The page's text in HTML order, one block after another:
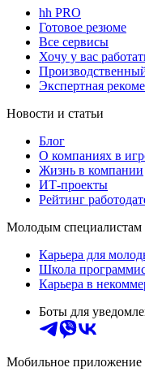
hh PRO
Готовое резюме
Все сервисы
Хочу у вас
Экспертная
Новости и статьи
Блог
О компаниях в
Жизнь в компании
ИТ-проекты
Рейтинг
Молодым специалистам
Карьера для
Школа
Карьера в
Боты для
Мобильное приложение